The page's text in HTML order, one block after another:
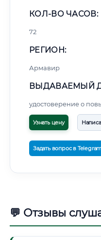
КОЛ-ВО ЧАСОВ:
72
РЕГИОН:
Армавир
ВЫДАВАЕМЫЙ
удостоверение о
Узнать цену
Задать вопрос в Telegram
💬 Отзывы